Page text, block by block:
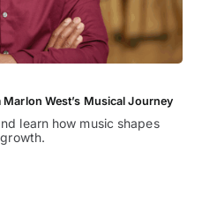
West’s Musical Journey
learn how music shapes